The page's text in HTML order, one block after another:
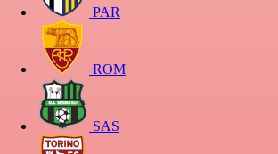
PAR
ROM
SAS